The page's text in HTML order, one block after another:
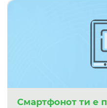
Смартфонот ти е